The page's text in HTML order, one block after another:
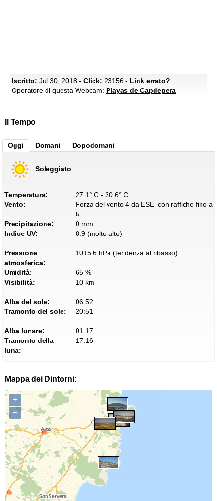
Iscritto: Jul 30, 2018 - Click: 23156 - Link errato?
Operatore di questa Webcam: Playas de Capdepera
Il Tempo
Oggi Domani Dopodomani
Soleggiato
Temperatura:
27.1° C - 30.6° C
Vento:
Forza del vento 4 da ESE, con raffiche fino a
5
Precipitazione:
0 mm
Indice UV:
8.9 (molto alto)
Pressione
atmosferica:
1015.6 hPa (tendenza al ribasso)
Umidità:
65 %
Visibilità:
10 km
Alba del sole:
06:52
Tramonto del sole:
20:51
Alba lunare:
01:17
Tramonto della
luna:
17:16
Mappa dei Dintorni:
+
−